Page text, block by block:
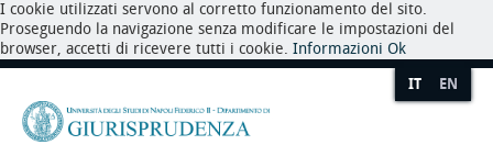
I cookie utilizzati servono al corretto funzionamento del sito.
Proseguendo la navigazione senza modificare le impostazioni del
browser, accetti di ricevere tutti i cookie. Informazioni Ok
IT EN